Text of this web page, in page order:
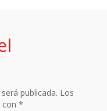
publicada. Los
con *